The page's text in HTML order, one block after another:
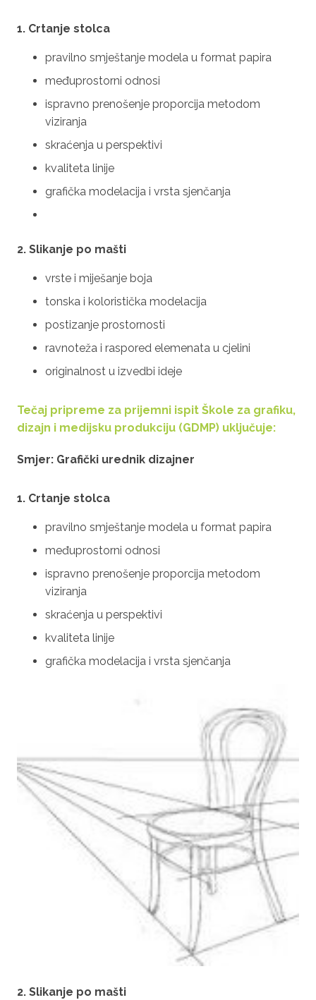
1. Crtanje stolca
pravilno smještanje modela u format papira
međuprostorni odnosi
ispravno prenošenje proporcija metodom
viziranja
skraćenja u perspektivi
kvaliteta linije
grafička modelacija i vrsta sjenčanja
2. Slikanje po mašti
vrste i miješanje boja
tonska i koloristička modelacija
postizanje prostornosti
ravnoteža i raspored elemenata u cjelini
originalnost u izvedbi ideje
Tečaj pripreme za prijemni ispit Škole za grafiku,
dizajn i medijsku produkciju (GDMP) uključuje:
Smjer: Grafički urednik dizajner
1. Crtanje stolca
pravilno smještanje modela u format papira
međuprostorni odnosi
ispravno prenošenje proporcija metodom
viziranja
skraćenja u perspektivi
kvaliteta linije
grafička modelacija i vrsta sjenčanja
2. Slikanje po mašti